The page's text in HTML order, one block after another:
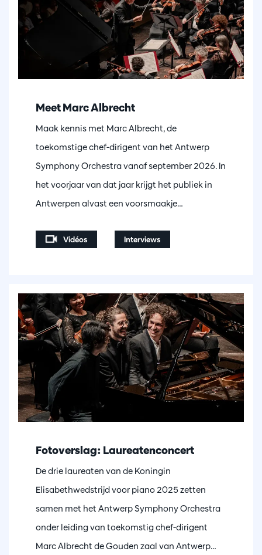
Meet Marc Albrecht
Maak kennis met Marc Albrecht, de
toekomstige chef-dirigent van het Antwerp
Symphony Orchestra vanaf september 2026. In
het voorjaar van dat jaar krijgt het publiek in
Antwerpen alvast een voorsmaakje…
Vidéos Interviews
Fotoverslag: Laureatenconcert
De drie laureaten van de Koningin
Elisabethwedstrijd voor piano 2025 zetten
samen met het Antwerp Symphony Orchestra
onder leiding van toekomstig chef-dirigent
Marc Albrecht de Gouden zaal van Antwerp…